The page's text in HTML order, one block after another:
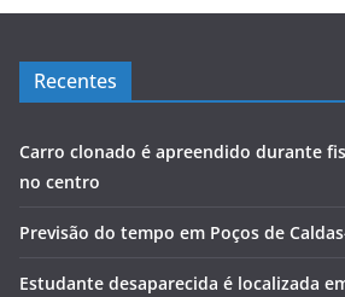
Recentes
Carro clonado é apreendido durante
no centro
Previsão do tempo em Poços de
Estudante desaparecida é localizada